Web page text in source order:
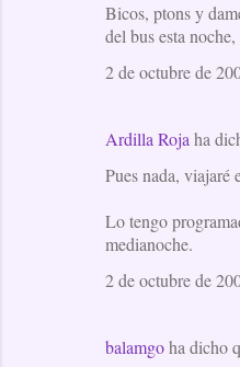
Bicos, ptons y
del bus esta
2 de octubre de
Ardilla Roja ha
Pues nada, viajaré
Lo tengo
medianoche.
2 de octubre de
balamgoha dicho